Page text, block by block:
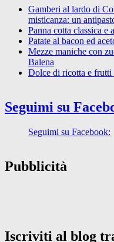
Gamberi al lardo di
misticanza: un
Panna cotta classica e
Patate al bacon ed
Mezze maniche con
Balena
Dolce di ricotta e frutti
Seguimi su
Seguimi su Facebook:
Pubblicità
Iscriviti al blog